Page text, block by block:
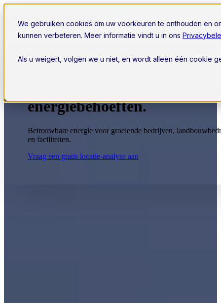
We gebruiken cookies om uw voorkeuren te onthouden en
kunnen verbeteren. Meer informatie vindt u in ons
Als u weigert, volgen we u niet, en wordt alleen één cookie
Open main navigation
energiebehoeften.
Betrouwbare energie voor groeiende bedrijven,
en faciliteiten.
Vraag een gratis locatie-analyse aan